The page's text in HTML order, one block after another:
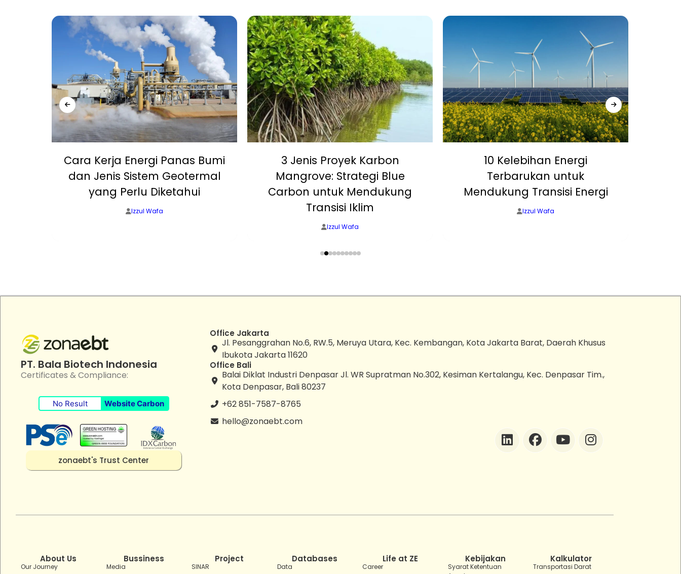
Cara Kerja Energi Panas Bumi
dan Jenis Sistem Geotermal
yang Perlu Diketahui
Izzul Wafa
3 Jenis Proyek Karbon
Mangrove: Strategi Blue
Carbon untuk Mendukung
Transisi Iklim
Izzul Wafa
10 Kelebihan Energi
Terbarukan untuk
Mendukung Transisi Energi
Izzul Wafa
PT. Bala Biotech Indonesia
Certificates & Compliance:
No Result Website Carbon
zonaebt's Trust Center
Office Jakarta
Jl. Pesanggrahan No.6, RW.5, Meruya Utara, Kec. Kembangan, Kota Jakarta Barat, Daerah Khusus
Ibukota Jakarta 11620
Office Bali
Balai Diklat Industri Denpasar Jl. WR Supratman No.302, Kesiman Kertalangu, Kec. Denpasar Tim.,
Kota Denpasar, Bali 80237
+62 851-7587-8765
hello@zonaebt.com
About Us
Our Journey
Bussiness
Media
Project
SINAR
Databases
Data
Life at ZE
Career
Kebijakan
Syarat Ketentuan
Kalkulator
Transportasi Darat